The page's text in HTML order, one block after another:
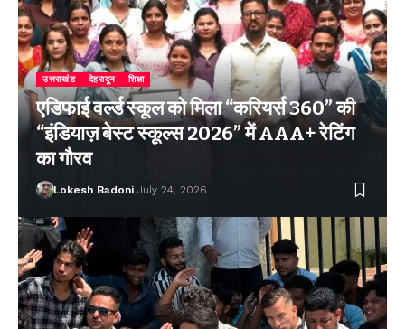
उत्तराखंड देहरादून शिक्षा
एडिफाई वर्ल्ड स्कूल को मिला “करियर्स 360” की
“इंडियाज़ बेस्ट स्कूल्स 2026” में AAA+ रेटिंग
का गौरव
Lokesh Badoni July 24, 2026